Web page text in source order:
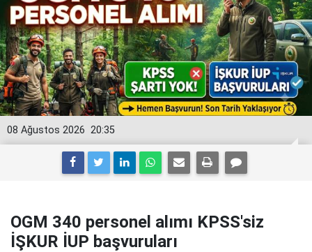
20:35
08 Ağustos 2026
OGM 340 personel alımı KPSS'siz
İŞKUR İUP başvuruları